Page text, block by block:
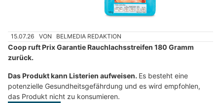
15.07.26 VON BELMEDIA REDAKTION
Coop ruft Prix Garantie Rauchlachsstreifen 180 Gramm
zurück.
Das Produkt kann Listerien aufweisen. Es besteht eine
potenzielle Gesundheitsgefährdung und es wird empfohlen,
das Produkt nicht zu konsumieren.